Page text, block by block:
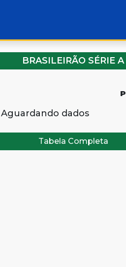
BRASILEIRÃO SÉRIE A
P
Aguardando dados
Tabela Completa